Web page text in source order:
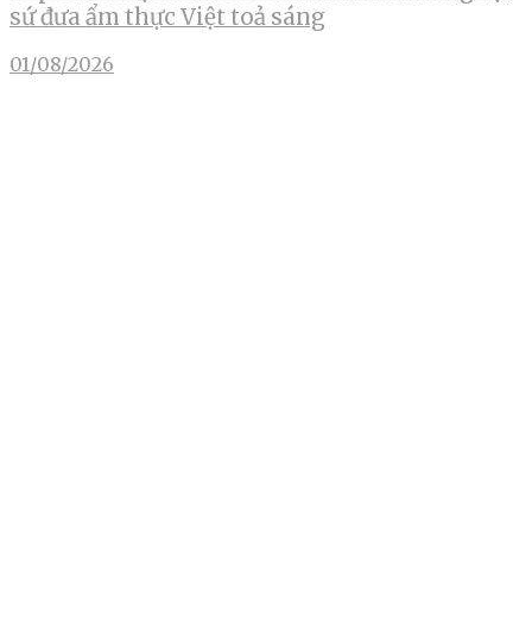
sứ đưa ẩm thực Việt toả sáng
01/08/2026